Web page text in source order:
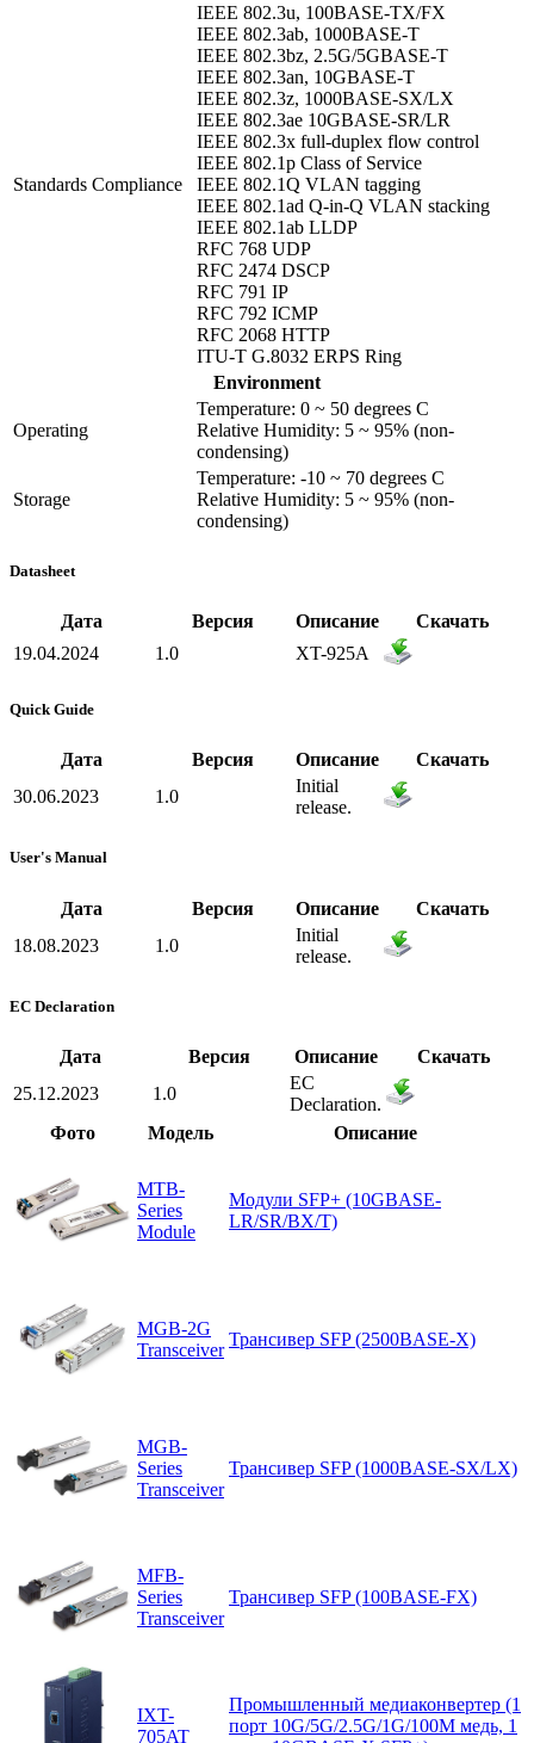
Standards Compliance
IEEE 802.3u, 100BASE-TX/FX
IEEE 802.3ab, 1000BASE-T
IEEE 802.3bz, 2.5G/5GBASE-T
IEEE 802.3an, 10GBASE-T
IEEE 802.3z, 1000BASE-SX/LX
IEEE 802.3ae 10GBASE-SR/LR
IEEE 802.3x full-duplex flow control
IEEE 802.1p Class of Service
IEEE 802.1Q VLAN tagging
IEEE 802.1ad Q-in-Q VLAN stacking
IEEE 802.1ab LLDP
RFC 768 UDP
RFC 2474 DSCP
RFC 791 IP
RFC 792 ICMP
RFC 2068 HTTP
ITU-T G.8032 ERPS Ring
Environment
Operating
Temperature: 0 ~ 50 degrees C
Relative Humidity: 5 ~ 95% (non-
condensing)
Storage
Temperature: -10 ~ 70 degrees C
Relative Humidity: 5 ~ 95% (non-
condensing)
Datasheet
Дата Версия Описание
Скачать
19.04.2024
1.0 XT-925A
Quick Guide
Дата Версия Описание
Скачать
30.06.2023
1.0
Initial
release.
User's Manual
Дата Версия Описание
Скачать
18.08.2023
1.0
Initial
release.
EC Declaration
Дата Версия Описание
Скачать
25.12.2023
1.0
EC
Declaration.
Фото
Модель Описание
MTB-
Series
Module
Модули SFP+ (10GBASE-
LR/SR/BX/T)
MGB-2G
Transceiver
Трансивер SFP (2500BASE-X)
MGB-
Series
Transceiver
Трансивер SFP (1000BASE-SX/LX)
MFB-
Series
Transceiver
Трансивер SFP (100BASE-FX)
IXT-
705AT
Промышленный медиаконвертер (1
порт 10G/5G/2.5G/1G/100M медь, 1